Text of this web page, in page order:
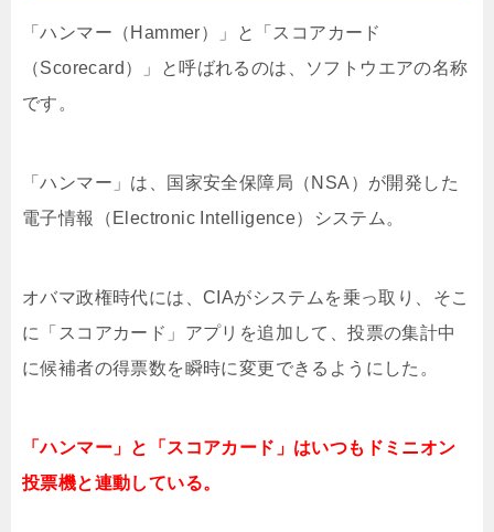
「ハンマー（Hammer）」と「スコアカード
（Scorecard）」と呼ばれるのは、ソフトウエアの名称
です。
「ハンマー」は、国家安全保障局（NSA）が開発した
電子情報（Electronic Intelligence）システム。
オバマ政権時代には、CIAがシステムを乗っ取り、そこ
に「スコアカード」アプリを追加して、投票の集計中
に候補者の得票数を瞬時に変更できるようにした。
「ハンマー」と「スコアカード」はいつもドミニオン
投票機と連動している。